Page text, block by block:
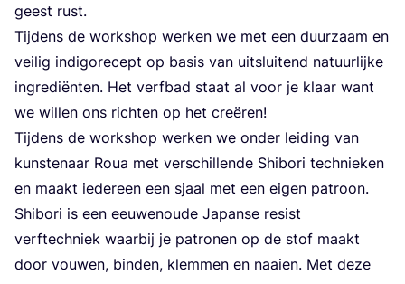
geest rust.
Tij­dens de work­shop wer­ken we met een duur­zaam en
vei­lig indigore­cept op basis van uit­slui­tend natuur­lij­ke
ingre­di­ën­ten. Het verf­bad staat al voor je klaar want
we wil­len ons rich­ten op het creëren!
Tij­dens de work­shop wer­ken we onder lei­ding van
kun­ste­naar Roua met ver­schil­len­de Shi­bo­ri tech­nie­ken
en maakt ieder­een een sjaal met een eigen patroon.
Shi­bo­ri is een eeu­wen­ou­de Japan­se resist
verf­tech­niek waar­bij je patro­nen op de stof maakt
door vou­wen, bin­den, klem­men en naai­en. Met deze